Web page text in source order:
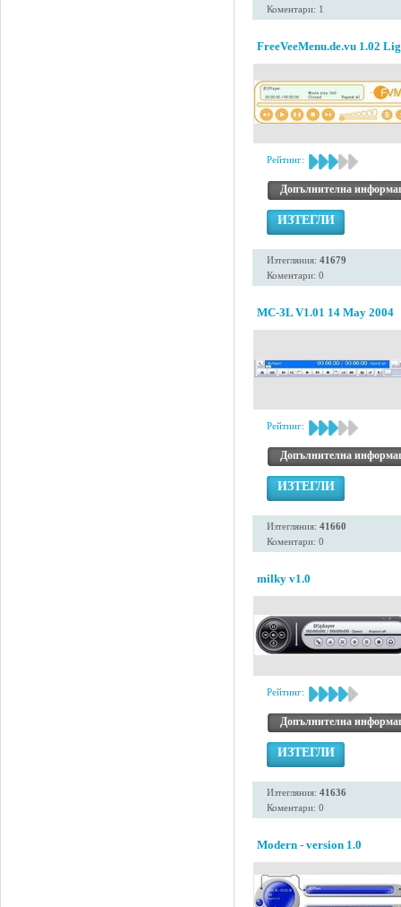
Коментари: 1
FreeVeeMenu.de.vu 1.02
Рейтинг:
Допълнителна
ИЗТЕГЛИ
Изтегляния: 41679
Коментари: 0
MC-3L V1.01 14 May 2004
Рейтинг:
Допълнителна
ИЗТЕГЛИ
Изтегляния: 41660
Коментари: 0
milky v1.0
Рейтинг:
Допълнителна
ИЗТЕГЛИ
Изтегляния: 41636
Коментари: 0
Modern - version 1.0